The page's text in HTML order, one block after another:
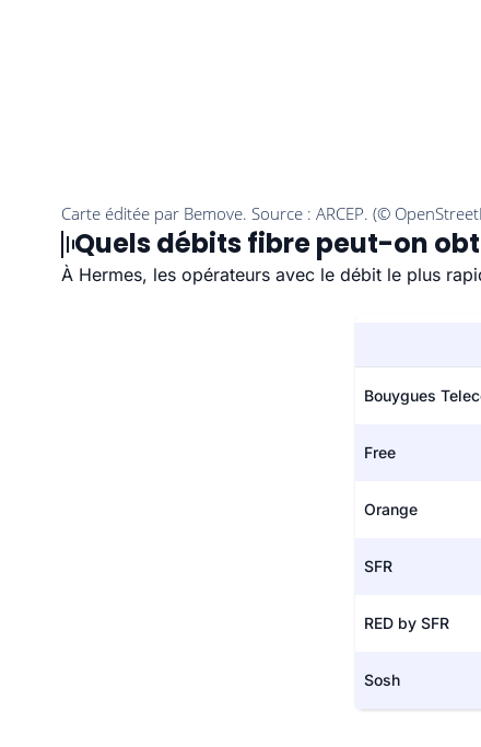
Quels débits fibre peut-on
À Hermes, les opérateurs avec le débit le plus
Bouygues
Free
Orange
SFR
RED by SFR
Sosh